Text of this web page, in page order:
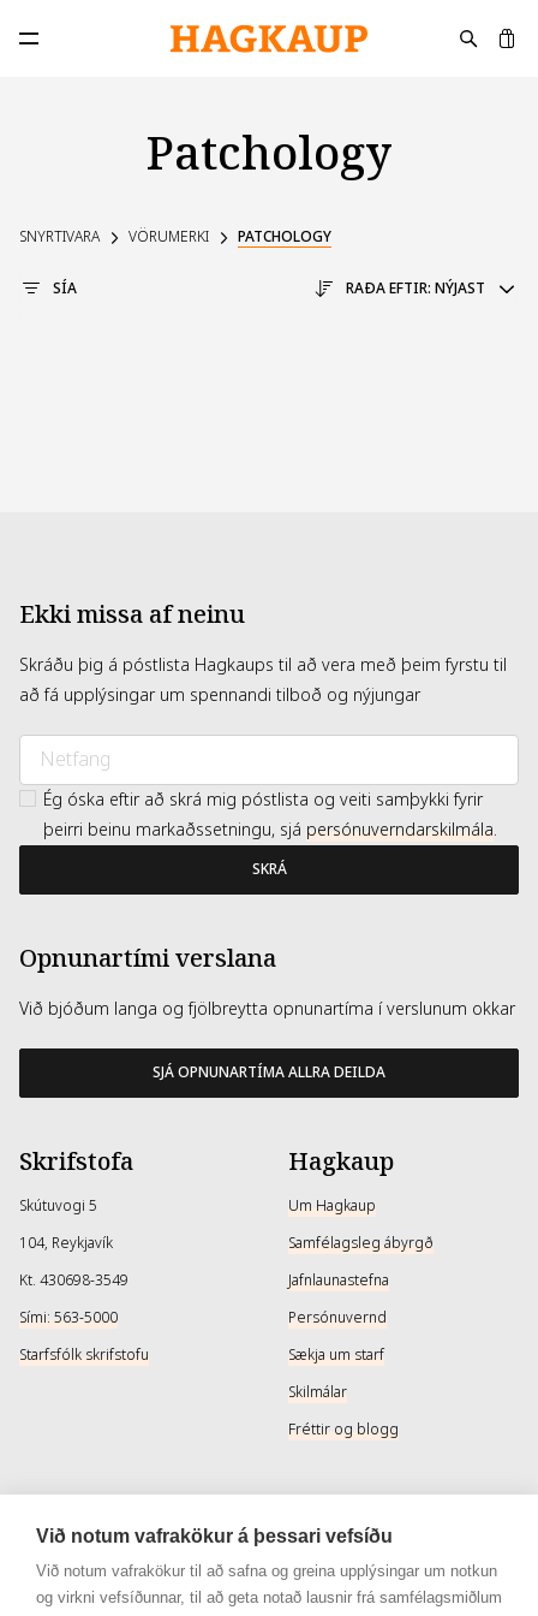
Opna aðalvalmynd
Patchology
SNYRTIVARA VÖRUMERKI PATCHOLOGY
SÍA RAÐA EFTIR: NÝJAST
Ekki missa af neinu
Skráðu þig á póstlista Hagkaups til að vera með þeim fyrstu til
að fá upplýsingar um spennandi tilboð og nýjungar
Ég óska eftir að skrá mig póstlista og veiti samþykki fyrir
þeirri beinu markaðssetningu, sjá persónuverndarskilmála.
SKRÁ
Opnunartími verslana
Við bjóðum langa og fjölbreytta opnunartíma í verslunum okkar
SJÁ OPNUNARTÍMA ALLRA DEILDA
Skrifstofa
Skútuvogi 5
104, Reykjavík
Kt. 430698-3549
Sími: 563-5000
Starfsfólk skrifstofu
Hagkaup
Um Hagkaup
Samfélagsleg ábyrgð
Jafnlaunastefna
Persónuvernd
Sækja um starf
Skilmálar
Fréttir og blogg
Þjónusta
Afhendingarmöguleikar
Skilareglur
Samfélagsmiðlar
Instagram
Instagram - Snyrtivara
Við notum vafrakökur á þessari vefsíðu
Við notum vafrakökur til að safna og greina upplýsingar um notkun
og virkni vefsíðunnar, til að geta notað lausnir frá samfélagsmiðlum